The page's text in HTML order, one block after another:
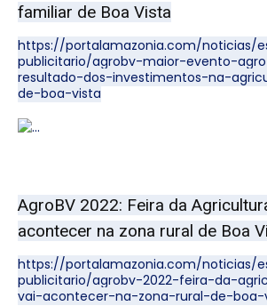
familiar de Boa Vista
https://portalamazonia.com/noticias/
publicitario/agrobv-maior-evento-
resultado-dos-investimentos-na-
de-boa-vista
AgroBV 2022: Feira da
acontecer na zona rural de Boa
https://portalamazonia.com/noticias/
publicitario/agrobv-2022-feira-da-
vai-acontecer-na-zona-rural-de-boa-